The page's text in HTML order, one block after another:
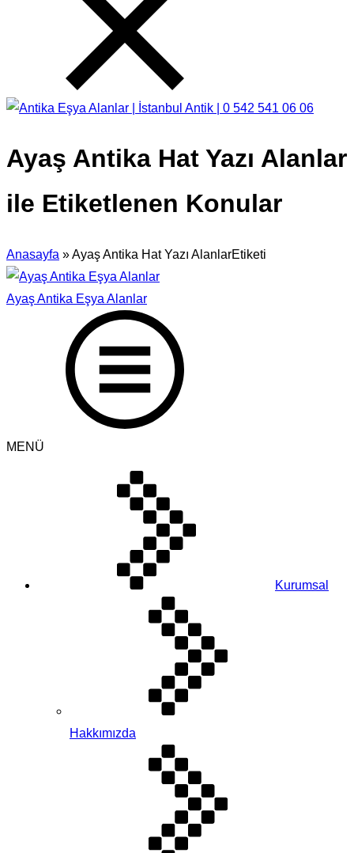
Ayaş Antika Hat Yazı Alanlar
ile Etiketlenen Konular
Anasayfa »Ayaş Antika Hat Yazı AlanlarEtiketi
Ayaş Antika Eşya Alanlar
MENÜ
Kurumsal
Hakkımızda